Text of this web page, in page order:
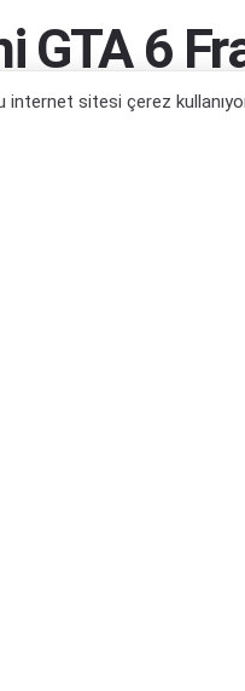
GTA 6
gibi bir fragman daha
internet sitesi çerez